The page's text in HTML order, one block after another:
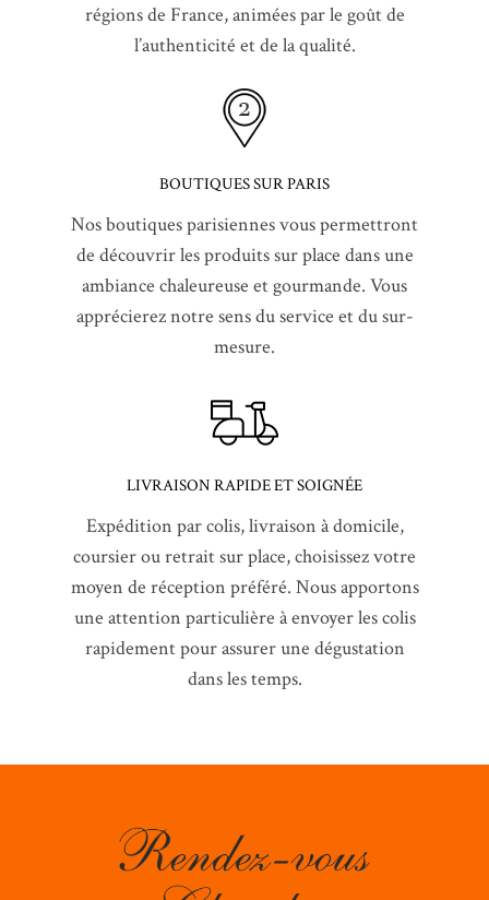
régions de France, animées par le goût de
l’authenticité et de la qualité.
BOUTIQUES SUR PARIS
Nos boutiques parisiennes vous permettront
de découvrir les produits sur place dans une
ambiance chaleureuse et gourmande. Vous
apprécierez notre sens du service et du sur-
mesure.
LIVRAISON RAPIDE ET SOIGNÉE
Expédition par colis, livraison à domicile,
coursier ou retrait sur place, choisissez votre
moyen de réception préféré. Nous apportons
une attention particulière à envoyer les colis
rapidement pour assurer une dégustation
dans les temps.